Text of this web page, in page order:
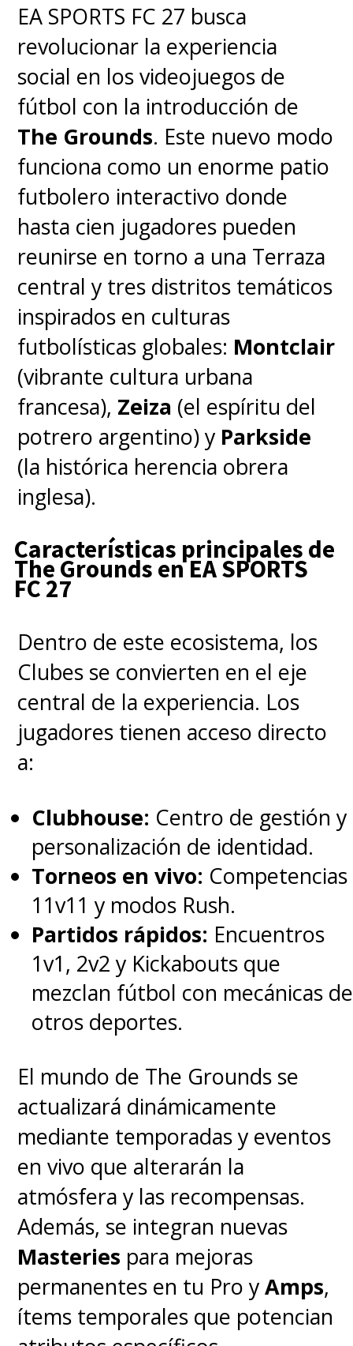
lo que obliga a dominar el
control fino y la gestión de
daños más que a buscar vueltas
limpias como en un simulador
tradicional.
Star Wars Galactic Racer está
pensado paraPlayStation 5,
Xbox Series X|S y PCcon
lanzamiento previsto para
2026y soporte de multijugador
cruzado.
EA SPORTS FC 27 busca
revolucionar la experiencia
social en los videojuegos de
fútbol con la introducción de
The Grounds. Este nuevo modo
funciona como un enorme patio
futbolero interactivo donde
hasta cien jugadores pueden
reunirse en torno a una Terraza
central y tres distritos temáticos
inspirados en culturas
futbolísticas globales: Montclair
(vibrante cultura urbana
francesa), Zeiza (el espíritu del
potrero argentino) y Parkside
(la histórica herencia obrera
inglesa).
Características principales de
The Grounds en EA SPORTS
FC 27
Dentro de este ecosistema, los
Clubes se convierten en el eje
central de la experiencia. Los
jugadores tienen acceso directo
a:
Clubhouse: Centro de gestión y
personalización de identidad.
Torneos en vivo: Competencias
11v11 y modos Rush.
Partidos rápidos: Encuentros
1v1, 2v2 y Kickabouts que
mezclan fútbol con mecánicas de
otros deportes.
El mundo de The Grounds se
actualizará dinámicamente
mediante temporadas y eventos
en vivo que alterarán la
atmósfera y las recompensas.
Además, se integran nuevas
Masteries para mejoras
permanentes en tu Pro yAmps,
ítems temporales que potencian